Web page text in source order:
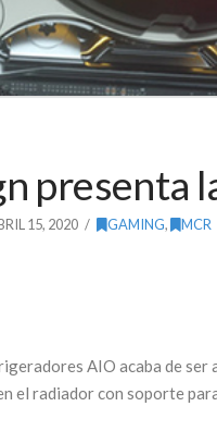
presenta
15, 2020 GAMING, MCR
AIO acaba de
el radiador con soporte